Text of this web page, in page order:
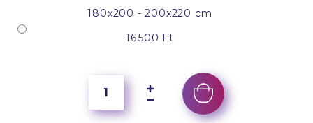
180x200 - 200x220 cm
16 500 Ft